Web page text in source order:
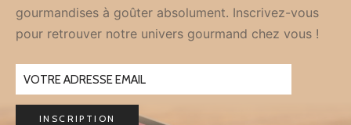
gourmandises à goûter absolument. Inscrivez-vous
pour retrouver notre univers gourmand chez vous !